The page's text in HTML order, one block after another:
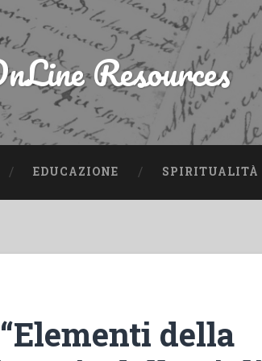
Resources
EDUCAZIONE SPIRITUALITÀ
della